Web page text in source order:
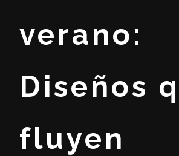
verano:
Diseños
fluyen